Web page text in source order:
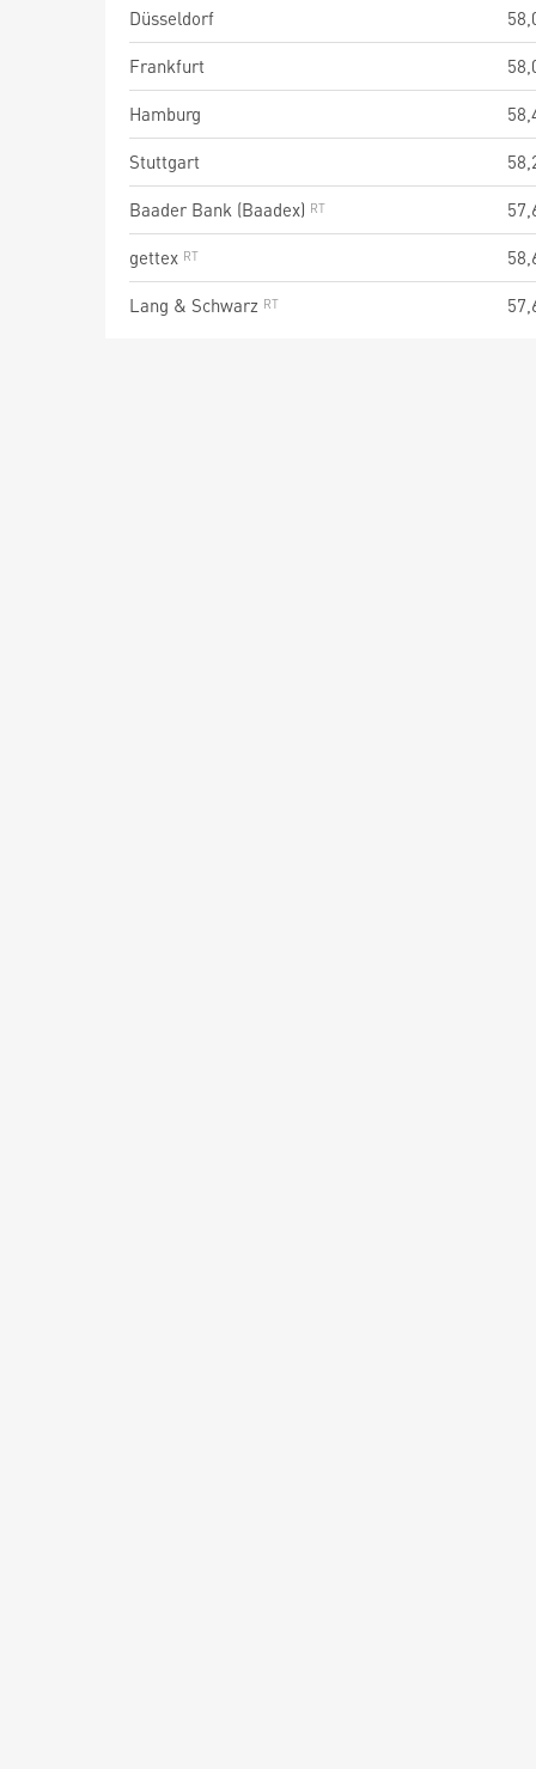
Düsseldorf
Frankfurt
Hamburg
Stuttgart
Baader Bank (Baadex)
gettex
Lang & Schwarz